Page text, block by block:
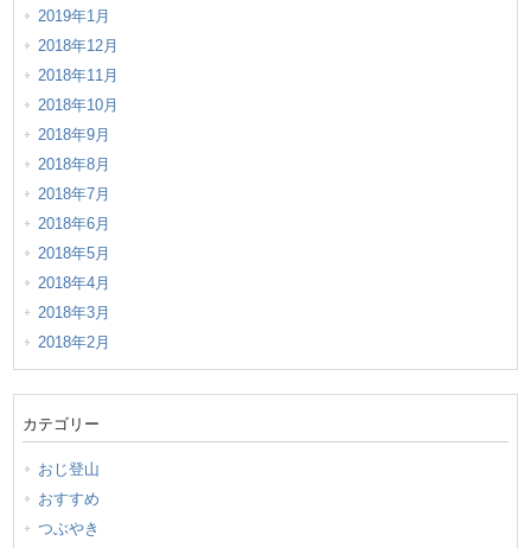
2019年1月
2018年12月
2018年11月
2018年10月
2018年9月
2018年8月
2018年7月
2018年6月
2018年5月
2018年4月
2018年3月
2018年2月
カテゴリー
おじ登山
おすすめ
つぶやき